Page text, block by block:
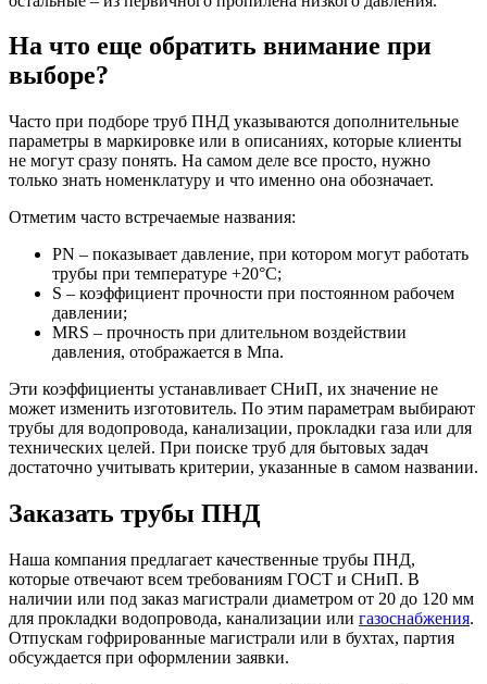
На что еще обратить внимание при
выборе?
Часто при подборе труб ПНД указываются дополнительные
параметры в маркировке или в описаниях, которые клиенты
не могут сразу понять. На самом деле все просто, нужно
только знать номенклатуру и что именно она обозначает.
Отметим часто встречаемые названия:
PN – показывает давление, при котором могут работать
трубы при температуре +20°С;
S – коэффициент прочности при постоянном рабочем
давлении;
MRS – прочность при длительном воздействии
давления, отображается в Мпа.
Эти коэффициенты устанавливает СНиП, их значение не
может изменить изготовитель. По этим параметрам выбирают
трубы для водопровода, канализации, прокладки газа или для
технических целей. При поиске труб для бытовых задач
достаточно учитывать критерии, указанные в самом названии.
Заказать трубы ПНД
Наша компания предлагает качественные трубы ПНД,
которые отвечают всем требованиям ГОСТ и СНиП. В
наличии или под заказ магистрали диаметром от 20 до 120 мм
для прокладки водопровода, канализации или газоснабжения.
Отпускам гофрированные магистрали или в бухтах, партия
обсуждается при оформлении заявки.